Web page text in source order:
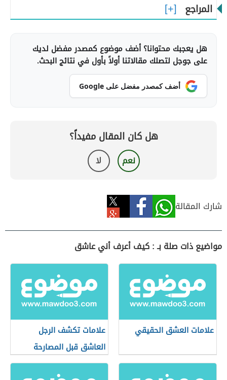
المراجع
هل يعجبك محتوانا؟ أضف موضوع كمصدر مفضل لديك
على جوجل لتصلك مقالاتنا أولاً بأول في نتائج البحث.
أضف كمصدر مفضل على Google
هل كان المقال مفيداً؟
نعم لا
شارك المقالة
مواضيع ذات صلة بـ : كيف أعرف أني عاشق
علامات العشق الحقيقي
علامات تكشف الرجل
العاشق قبل المصارحة